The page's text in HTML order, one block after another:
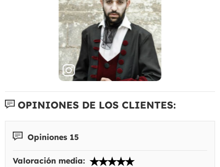
OPINIONES DE LOS CLIENTES:
Opiniones 15
Valoración media: